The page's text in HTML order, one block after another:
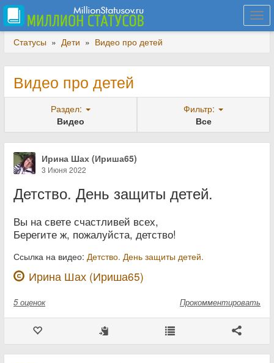
Статусы » Дети » Видео про детей
Видео про детей
Раздел:
Видео
Фильтр:
Все
Ирина Шах (Ириша65)
3 Июня 2022
Детство. День защиты детей.
Вы на свете счастливей всех,
Берегите ж, пожалуйста, детство!
Ссылка на видео: Детство. День защиты детей.
Ирина Шах (Ириша65)
5 оценок Прокомментировать